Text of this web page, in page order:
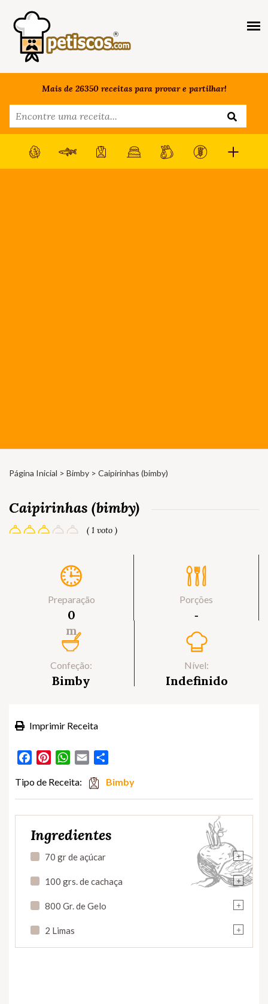
Mais de 26350 receitas para provar e partilhar!
Página Inicial > Bimby > Caipirinhas (bimby)
Caipirinhas (bimby)
( 1 voto )
Preparação
0
m
Porções
‐
Confeção:
Bimby
Nível:
Indefinido
Imprimir Receita
FacebookPinterestWhatsApp
Email
Tipo de Receita: Bimby
Ingredientes
+
70 gr de açúcar
+
100 grs. de cachaça
+
800 Gr. de Gelo
+
2 Limas